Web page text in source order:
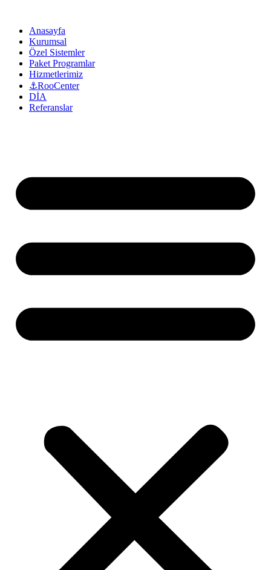
Anasayfa
Kurumsal
Özel Sistemler
Paket Programlar
Hizmetlerimiz
⚓RooCenter
DİA
Referanslar